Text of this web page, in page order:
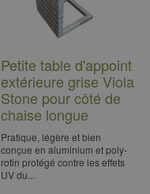
Petite table d'appoint
extérieure grise Viola
Stone pour côté de
chaise longue
Pratique, légère et bien
conçue en aluminium et poly-
rotin protégé contre les effets
UV du...